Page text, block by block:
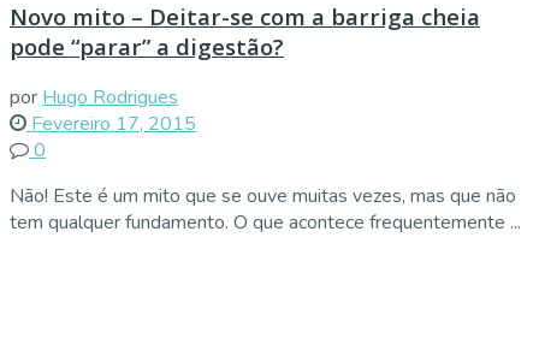
Novo mito – Deitar-se com a barriga cheia
pode “parar” a digestão?
por Hugo Rodrigues
Fevereiro 17, 2015
0
Não! Este é um mito que se ouve muitas vezes, mas que não
tem qualquer fundamento. O que acontece frequentemente ...